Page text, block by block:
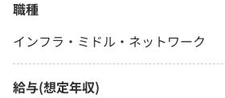
職種
インフラ・ミドル・ネットワーク
給与(想定年収)